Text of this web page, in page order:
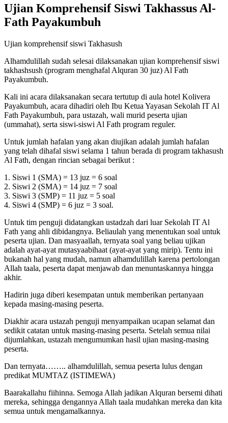
Ujian Komprehensif Siswi Takhassus Al-
Fath Payakumbuh
Ujian komprehensif siswi Takhasush
Alhamdulillah sudah selesai dilaksanakan ujian komprehensif siswi
takhashsush (program menghafal Alquran 30 juz) Al Fath
Payakumbuh.
Kali ini acara dilaksanakan secara tertutup di aula hotel Kolivera
Payakumbuh, acara dihadiri oleh Ibu Ketua Yayasan Sekolah IT Al
Fath Payakumbuh, para ustazah, wali murid peserta ujian
(ummahat), serta siswi-siswi Al Fath program reguler.
Untuk jumlah hafalan yang akan diujikan adalah jumlah hafalan
yang telah dihafal siswi selama 1 tahun berada di program takhasush
Al Fath, dengan rincian sebagai berikut :
1. Siswi 1 (SMA) = 13 juz = 6 soal
2. Siswi 2 (SMA) = 14 juz = 7 soal
3. Siswi 3 (SMP) = 11 juz = 5 soal
4. Siswi 4 (SMP) = 6 juz = 3 soal.
Untuk tim penguji didatangkan ustadzah dari luar Sekolah IT Al
Fath yang ahli dibidangnya. Beliaulah yang menentukan soal untuk
peserta ujian. Dan masyaallah, ternyata soal yang beliau ujikan
adalah ayat-ayat mutasyaabihaat (ayat-ayat yang mirip). Tentu ini
bukanah hal yang mudah, namun alhamdulillah karena pertolongan
Allah taala, peserta dapat menjawab dan menuntaskannya hingga
akhir.
Hadirin juga diberi kesempatan untuk memberikan pertanyaan
kepada masing-masing peserta.
Diakhir acara ustazah penguji menyampaikan ucapan selamat dan
sedikit catatan untuk masing-masing peserta. Setelah semua nilai
dijumlahkan, ustazah mengumumkan hasil ujian masing-masing
peserta.
Dan ternyata…….. alhamdulillah, semua peserta lulus dengan
predikat MUMTAZ (ISTIMEWA)
Baarakallahu fiihinna. Semoga Allah jadikan Alquran bersemi dihati
mereka, sehingga dengannya Allah taala mudahkan mereka dan kita
semua untuk mengamalkannya.